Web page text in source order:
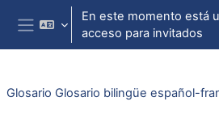
Salta al contenido principal
Panel lateral
En este momento está
acceso para invitados